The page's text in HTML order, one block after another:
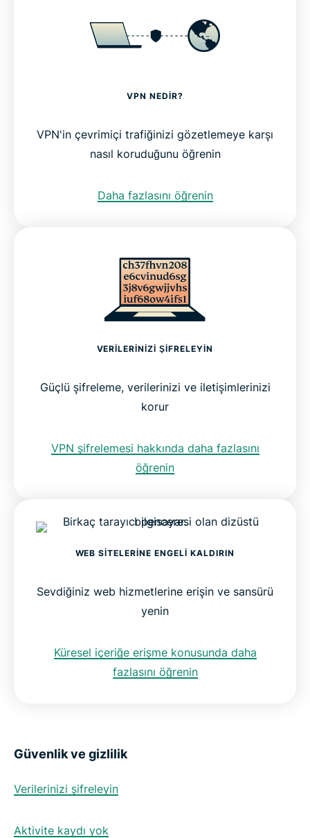
VPN NEDIR?
VPN'in çevrimiçi trafiğinizi gözetlemeye karşı
nasıl koruduğunu öğrenin
Daha fazlasını öğrenin
VERILERINIZI ŞIFRELEYIN
Güçlü şifreleme, verilerinizi ve iletişimlerinizi
korur
VPN şifrelemesi hakkında daha fazlasını
öğrenin
WEB SITELERINE ENGELI KALDIRIN
Sevdiğiniz web hizmetlerine erişin ve sansürü
yenin
Küresel içeriğe erişme konusunda daha
fazlasını öğrenin
Güvenlik ve gizlilik
Verilerinizi şifreleyin
Aktivite kaydı yok